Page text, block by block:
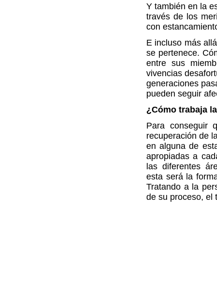
Y también en la
través de los
con
E incluso más
se pertenece.
entre sus
vivencias
generaciones
pueden seguir
¿Cómo trabaja
Para conseguir
recuperación de
en alguna de
apropiadas a
las diferentes
esta será la
Tratando a la
de su proceso, el